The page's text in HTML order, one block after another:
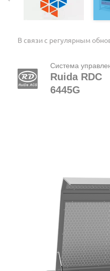
В связи с регулярным
Система
Ruida RDC
6445G